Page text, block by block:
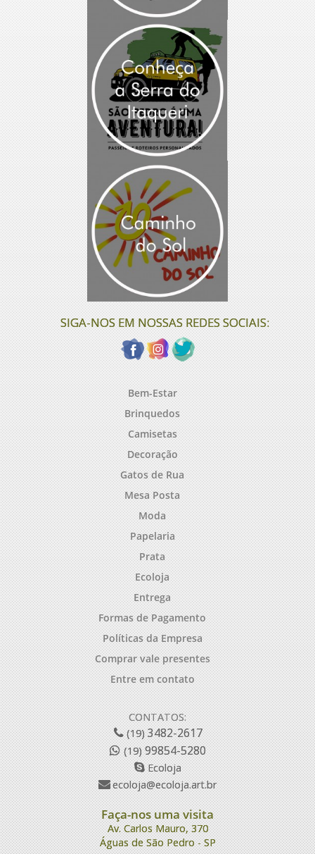
SIGA-NOS EM NOSSAS REDES SOCIAIS:
Bem-Estar
Brinquedos
Camisetas
Decoração
Gatos de Rua
Mesa Posta
Moda
Papelaria
Prata
Ecoloja
Entrega
Formas de Pagamento
Políticas da Empresa
Comprar vale presentes
Entre em contato
CONTATOS:
(19)3482-2617
(19)99854-5280
Ecoloja
ecoloja@ecoloja.art.br
Faça-nos uma visita
Av. Carlos Mauro, 370
Águas de São Pedro - SP